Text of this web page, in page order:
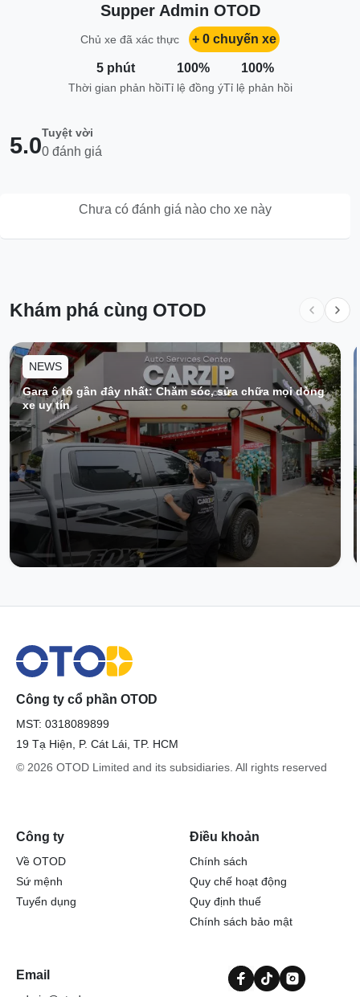
Supper Admin OTOD
Chủ xe đã xác thực + 0 chuyến xe
5 phút
Thời gian phản hồi
100%
Tỉ lệ đồng ý
100%
Tỉ lệ phản hồi
5.0Tuyệt vời
0 đánh giá
Chưa có đánh giá nào cho xe này
Khám phá cùng OTOD
NEWS
Gara ô tô gần đây nhất: Chăm sóc, sửa chữa mọi dòng
xe uy tín
Công ty cổ phần OTOD
MST: 0318089899
19 Tạ Hiện, P. Cát Lái, TP. HCM
© 2026 OTOD Limited and its subsidiaries. All rights reserved
Công ty
Về OTOD
Sứ mệnh
Tuyển dụng
Điều khoản
Chính sách
Quy chế hoạt động
Quy định thuế
Chính sách bảo mật
Email